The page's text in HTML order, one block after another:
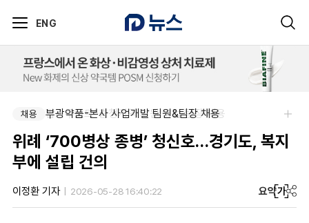
ENG
채용 부광약품-본사 사업개발 팀원&팀장 채용
채용 팜리쿠르트-충청지역 의원 영업 팀장 채용
위례 ‘700병상 종병’ 청신호…경기도, 복지
부에 설립 건의
이정환 기자 2026-05-28 16:40:22 요약가